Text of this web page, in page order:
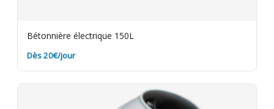
Bétonnière électrique 150L
Dès 20€/jour